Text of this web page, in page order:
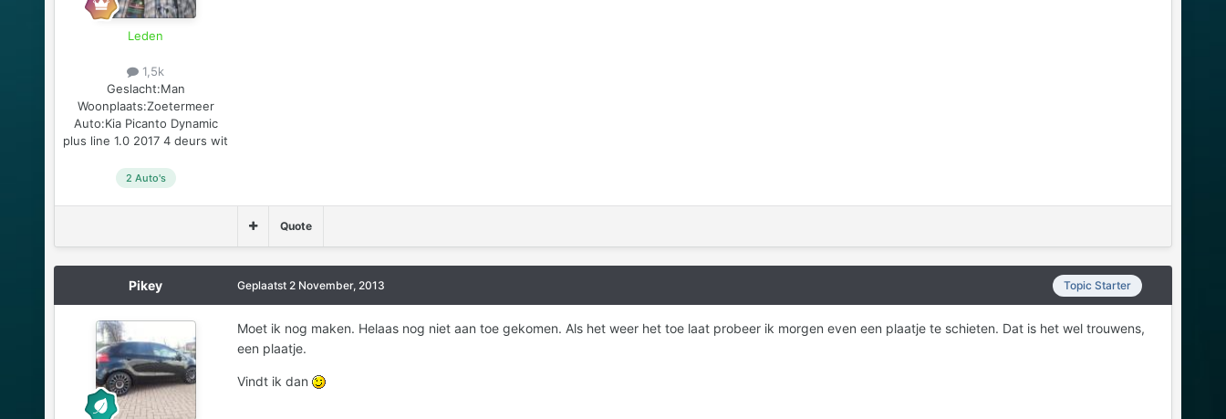
Leden
1,5k
Geslacht:Man
Woonplaats:Zoetermeer
Auto:Kia Picanto Dynamic
plus line 1.0 2017 4 deurs wit
2 Auto's
Quote
Pikey Topic Starter
Geplaatst 2 November, 2013
Moet ik nog maken. Helaas nog niet aan toe gekomen. Als het weer het toe laat probeer ik morgen even een plaatje te schieten. Dat is het wel trouwens,
een plaatje.
Vindt ik dan